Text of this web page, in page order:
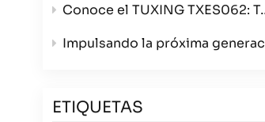
Conoce el TUXING TXES062: Tu compresor de aire portátil definitivo de 300 bares para cualquier aventura.
Impulsando la próxima generación de deportes con armas de aire comprimido: Presentamos el compresor TUXING TXES062 de 12 V para mayoristas.
ETIQUETAS